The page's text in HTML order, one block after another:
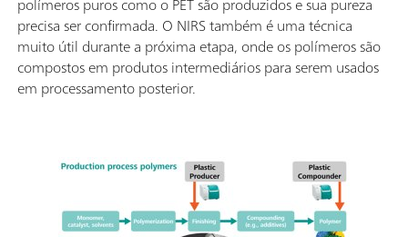
precisa ser confirmada. O NIRS também é uma técnica
muito útil durante a próxima etapa, onde os polímeros são
compostos em produtos intermediários para serem usados
em processamento posterior.